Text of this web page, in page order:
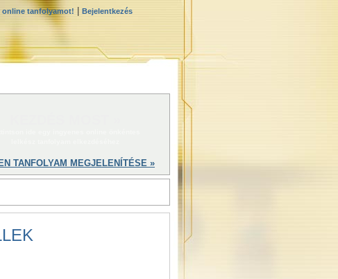
online tanfolyamot! Bejelentkezés
TANFOLYAM MEGJELENÍTÉSE »